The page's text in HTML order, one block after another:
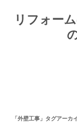
テリフォー
「外壁工事 」タグアーカ